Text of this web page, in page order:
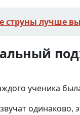
струны лучше
ученика
одинаково,